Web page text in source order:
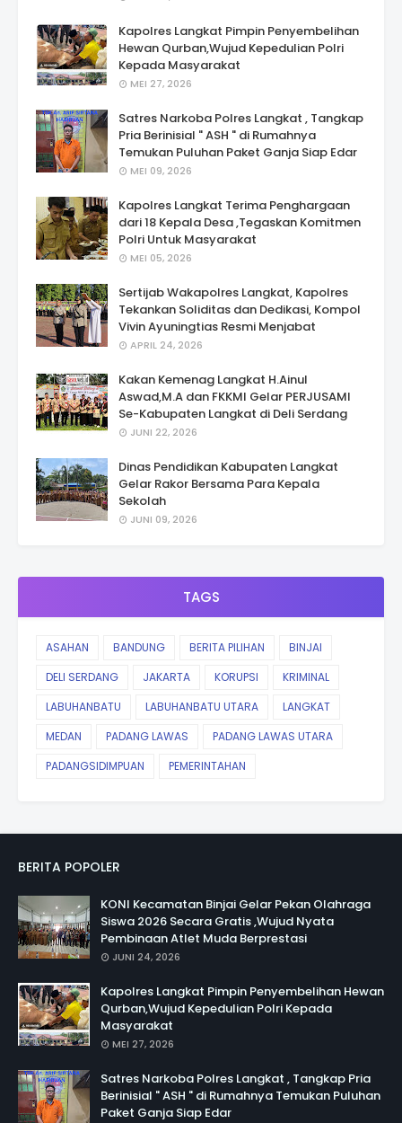
Kapolres Langkat Pimpin Penyembelihan
Hewan Qurban,Wujud Kepedulian Polri
Kepada Masyarakat
MEI 27, 2026
Satres Narkoba Polres Langkat , Tangkap
Pria Berinisial " ASH " di Rumahnya
Temukan Puluhan Paket Ganja Siap Edar
MEI 09, 2026
Kapolres Langkat Terima Penghargaan
dari 18 Kepala Desa ,Tegaskan Komitmen
Polri Untuk Masyarakat
MEI 05, 2026
Sertijab Wakapolres Langkat, Kapolres
Tekankan Soliditas dan Dedikasi, Kompol
Vivin Ayuningtias Resmi Menjabat
APRIL 24, 2026
Kakan Kemenag Langkat H.Ainul
Aswad,M.A dan FKKMI Gelar PERJUSAMI
Se-Kabupaten Langkat di Deli Serdang
JUNI 22, 2026
Dinas Pendidikan Kabupaten Langkat
Gelar Rakor Bersama Para Kepala
Sekolah
JUNI 09, 2026
TAGS
ASAHAN BANDUNG BERITA PILIHAN
BINJAI
DELI SERDANG
JAKARTA KORUPSI
KRIMINAL
LABUHANBATU
LABUHANBATU UTARA
LANGKAT
MEDAN
PADANG LAWAS
PADANG LAWAS UTARA
PADANGSIDIMPUAN
PEMERINTAHAN
BERITA POPOLER
KONI Kecamatan Binjai Gelar Pekan Olahraga
Siswa 2026 Secara Gratis ,Wujud Nyata
Pembinaan Atlet Muda Berprestasi
JUNI 24, 2026
Kapolres Langkat Pimpin Penyembelihan Hewan
Qurban,Wujud Kepedulian Polri Kepada
Masyarakat
MEI 27, 2026
Satres Narkoba Polres Langkat , Tangkap Pria
Berinisial " ASH " di Rumahnya Temukan Puluhan
Paket Ganja Siap Edar